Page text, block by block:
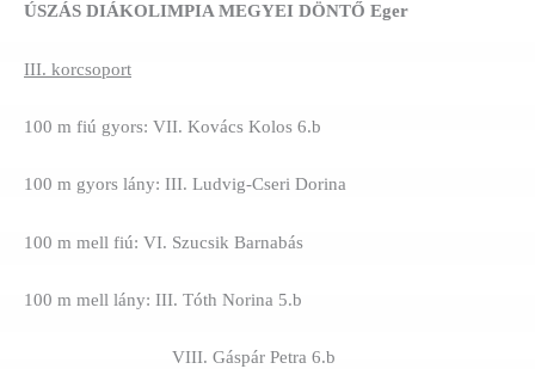
ÚSZÁS DIÁKOLIMPIA MEGYEI DÖNTŐ Eger
III. korcsoport
100 m fiú gyors: VII. Kovács Kolos 6.b
100 m gyors lány: III. Ludvig-Cseri Dorina
100 m mell fiú: VI. Szucsik Barnabás
100 m mell lány: III. Tóth Norina 5.b
VIII. Gáspár Petra 6.b